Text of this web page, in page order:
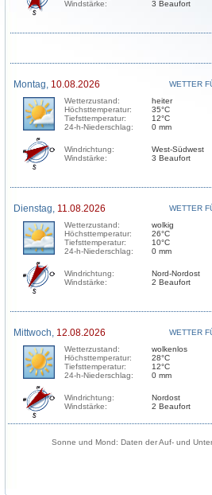
Windstärke:
3 Beaufort
Montag, 10.08.2026
WETTER
Wetterzustand:
Höchsttemperatur:
Tiefsttemperatur:
24-h-Niederschlag:
heiter
35°C
12°C
0 mm
Windrichtung:
Windstärke:
West-Südwest
3 Beaufort
Dienstag, 11.08.2026
WETTER
Wetterzustand:
Höchsttemperatur:
Tiefsttemperatur:
24-h-Niederschlag:
wolkig
26°C
10°C
0 mm
Windrichtung:
Windstärke:
Nord-Nordost
2 Beaufort
Mittwoch, 12.08.2026
WETTER
Wetterzustand:
Höchsttemperatur:
Tiefsttemperatur:
24-h-Niederschlag:
wolkenlos
28°C
12°C
0 mm
Windrichtung:
Windstärke:
Nordost
2 Beaufort
Sonne und Mond: Daten der Auf- und